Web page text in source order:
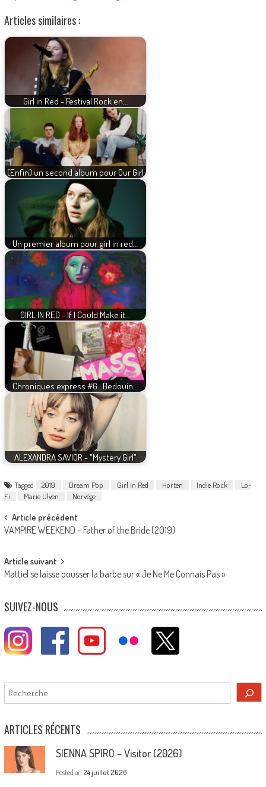
Articles similaires :
Girl in Red - Festival Rock en…
(Enfin) un second album pour Our Girl
Un premier album pour girl in red…
GIRL IN RED - If I Could Make it…
Chroniques express #6 : Bedouin…
ALEXANDRA SAVIOR - "Mystery Girl"
Tagged 2019 Dream Pop Girl In Red Horten Indie Rock
Lo-
Fi
Marie Ulven Norvège
Post
navigation
Article précédent
VAMPIRE WEEKEND – Father of the Bride (2019)
Article suivant
Mattiel se laisse pousser la barbe sur « Je Ne Me Connais Pas »
SUIVEZ-NOUS
Rechercher
ARTICLES RÉCENTS
SIENNA SPIRO – Visitor (2026)
Posted on 24 juillet 2026